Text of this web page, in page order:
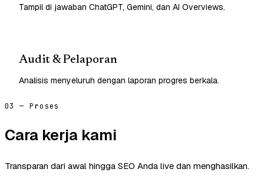
Tampil di jawaban ChatGPT, Gemini, dan AI Overviews.
Audit & Pelaporan
Analisis menyeluruh dengan laporan progres berkala.
03 — Proses
Cara kerja kami
Transparan dari awal hingga SEO Anda live dan menghasilkan.